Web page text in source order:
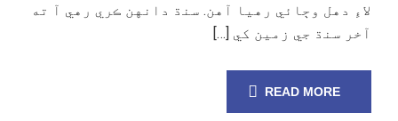
لاءِ دهل وڄائي رهيا آهن. سنڌ دانهن ڪري رهي آ ته
آخر سنڌ جي زمين کي […]
READ MORE
15